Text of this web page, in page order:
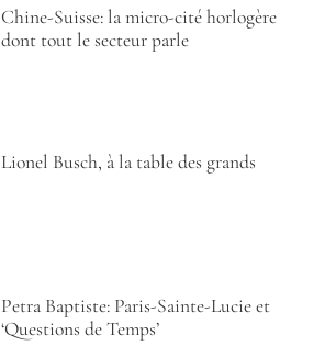
Chine-Suisse: la micro-cité horlogère
dont tout le secteur parle
Lionel Busch, à la table des grands
Petra Baptiste: Paris-Sainte-Lucie et
‘Questions de Temps’